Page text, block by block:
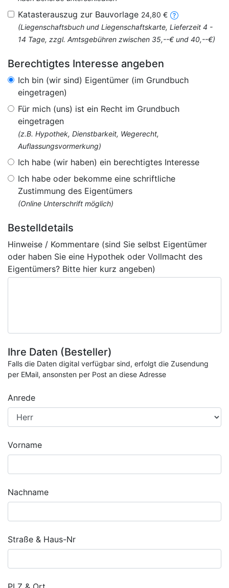
Katasterauszug zur Bauvorlage 24,80 €
(Liegenschaftsbuch und Liegenschaftskarte, Lieferzeit 4 -
14 Tage, zzgl. Amtsgebühren zwischen 35,--€ und 40,--€)
Berechtigtes Interesse angeben
Ich bin (wir sind) Eigentümer (im Grundbuch
eingetragen)
Für mich (uns) ist ein Recht im Grundbuch
eingetragen
(z.B. Hypothek, Dienstbarkeit, Wegerecht,
Auflassungsvormerkung)
Ich habe (wir haben) ein berechtigtes Interesse
Ich habe oder bekomme eine schriftliche
Zustimmung des Eigentümers
(Online Unterschrift möglich)
Bestelldetails
Hinweise / Kommentare (sind Sie selbst Eigentümer
oder haben Sie eine Hypothek oder Vollmacht des
Eigentümers? Bitte hier kurz angeben)
Ihre Daten (Besteller)
Falls die Daten digital verfügbar sind, erfolgt die Zusendung
per EMail, ansonsten per Post an diese Adresse
Anrede
Vorname
Nachname
Straße & Haus-Nr